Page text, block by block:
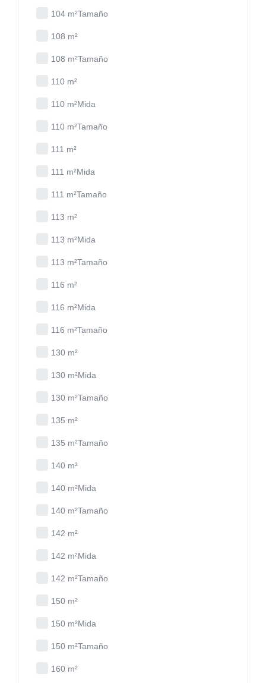
104 m²Tamaño
108 m²
108 m²Tamaño
110 m²
110 m²Mida
110 m²Tamaño
111 m²
111 m²Mida
111 m²Tamaño
113 m²
113 m²Mida
113 m²Tamaño
116 m²
116 m²Mida
116 m²Tamaño
130 m²
130 m²Mida
130 m²Tamaño
135 m²
135 m²Tamaño
140 m²
140 m²Mida
140 m²Tamaño
142 m²
142 m²Mida
142 m²Tamaño
150 m²
150 m²Mida
150 m²Tamaño
160 m²